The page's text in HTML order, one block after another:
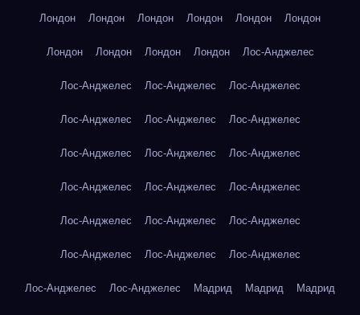
Лондон Лондон Лондон Лондон Лондон Лондон
Лондон Лондон Лондон Лондон Лос-Анджелес
Лос-Анджелес Лос-Анджелес Лос-Анджелес
Лос-Анджелес Лос-Анджелес Лос-Анджелес
Лос-Анджелес Лос-Анджелес Лос-Анджелес
Лос-Анджелес Лос-Анджелес Лос-Анджелес
Лос-Анджелес Лос-Анджелес Лос-Анджелес
Лос-Анджелес Лос-Анджелес Лос-Анджелес
Лос-Анджелес Лос-Анджелес Мадрид Мадрид Мадрид